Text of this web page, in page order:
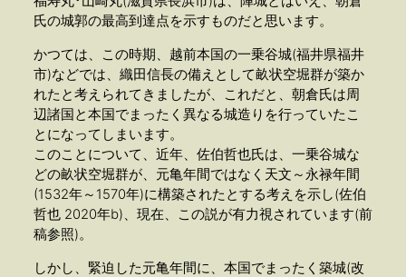
氏の城郭の最高到達点を示すものだと思います。
かつては、この時期、越前本国の一乗谷城(福井県福井
市)などでは、織田信長の備えとして畝状空堀群が築か
れたと考えられてきましたが、これだと、朝倉氏は周
辺諸国と本国でまったく異なる城造りを行っていたこ
とになってしまいます。
このことについて、近年、佐伯哲也氏は、一乗谷城な
どの畝状空堀群が、元亀年間ではなく天文～永禄年間
(1532年～1570年)に構築されたとする考えを示し(佐伯
哲也 2020年b)、現在、この説が有力視されています(前
稿参照)。
しかし、緊迫した元亀年間に、本国でまったく築城(改